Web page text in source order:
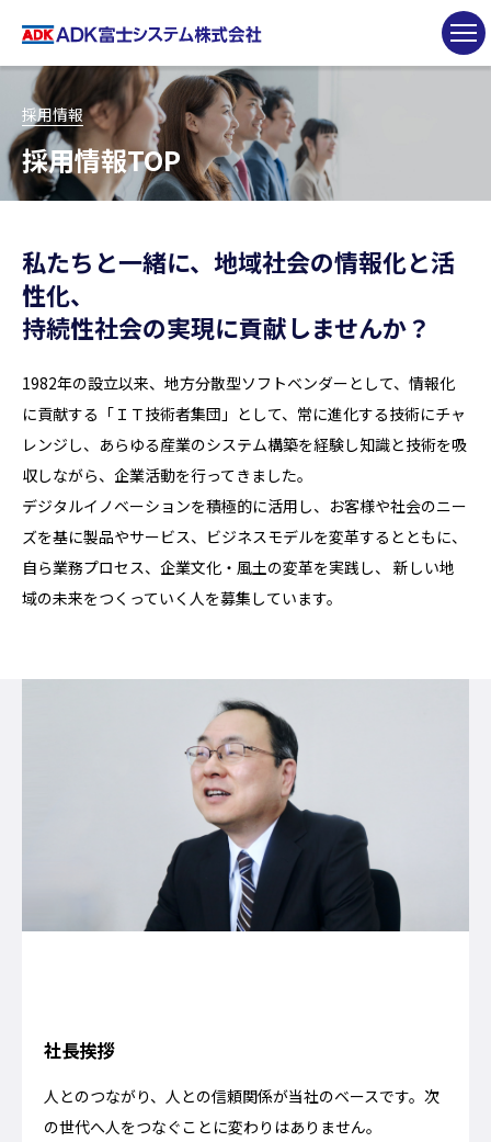
採用情報
採用情報TOP
私たちと一緒に、地域社会の情報化と活
性化、
持続性社会の実現に貢献しませんか？
1982年の設立以来、地方分散型ソフトベンダーとして、情報化
に貢献する「ＩＴ技術者集団」として、常に進化する技術にチャ
レンジし、あらゆる産業のシステム構築を経験し知識と技術を吸
収しながら、企業活動を行ってきました。
デジタルイノベーションを積極的に活用し、お客様や社会のニー
ズを基に製品やサービス、ビジネスモデルを変革するとともに、
自ら業務プロセス、企業文化・風土の変革を実践し、 新しい地
域の未来をつくっていく人を募集しています。
社長挨拶
人とのつながり、人との信頼関係が当社のベースです。次
の世代へ人をつなぐことに変わりはありません。